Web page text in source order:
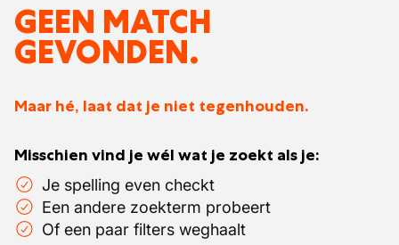
GEEN MATCH
GEVONDEN.
Maar hé, laat dat je niet tegenhouden.
Misschien vind je wél wat je zoekt als je:
Je spelling even checkt
Een andere zoekterm probeert
Of een paar filters weghaalt